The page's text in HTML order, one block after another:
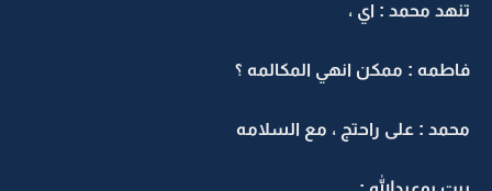
تنهد محمد : اي ،
فاطمه : ممكن انهي المكالمه ؟
محمد : على راحتج ، مع السلامه